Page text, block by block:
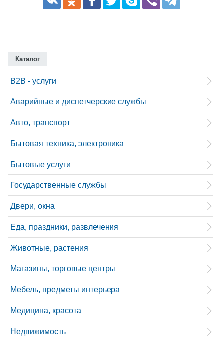
Каталог
B2B - услуги
Аварийные и диспетчерские службы
Авто, транспорт
Бытовая техника, электроника
Бытовые услуги
Государственные службы
Двери, окна
Еда, праздники, развлечения
Животные, растения
Магазины, торговые центры
Мебель, предметы интерьера
Медицина, красота
Недвижимость